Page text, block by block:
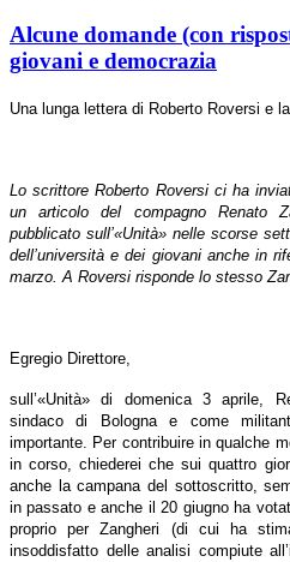
Alcune domande (con
giovani e democrazia
Una lunga lettera di Roberto Roversi e
Lo scrittore Roberto Roversi ci ha
un articolo del compagno Renato
pubblicato sull’«Unità» nelle scorse
dell’università e dei giovani anche in
marzo. A Roversi risponde lo stesso
Egregio Direttore,
sull’«Unità» di domenica 3 aprile,
sindaco di Bologna e come
importante. Per contribuire in qualche
in corso, chiederei che sui quattro
anche la campana del sottoscritto,
in passato e anche il 20 giugno ha
proprio per Zangheri (di cui ha
insoddisfatto delle analisi compiute